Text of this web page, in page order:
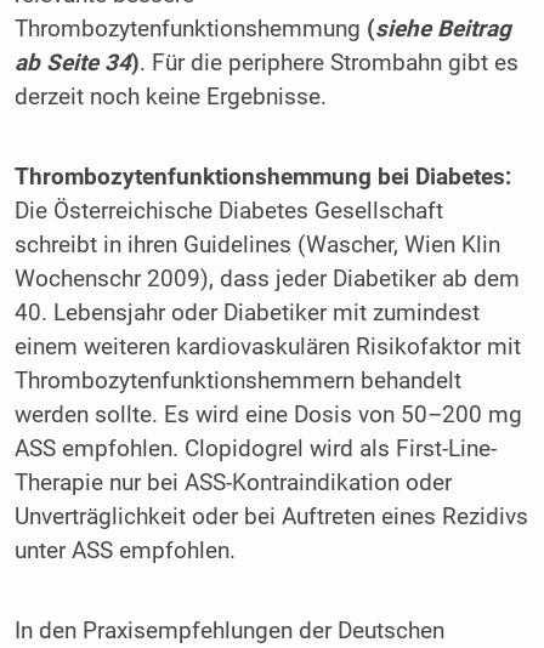
Thrombozytenfunktionshemmung (siehe Beitrag
ab Seite 34). Für die periphere Strombahn gibt es
derzeit noch keine Ergebnisse.
Thrombozytenfunktionshemmung bei Diabetes:
Die Österreichische Diabetes Gesellschaft
schreibt in ihren Guidelines (Wascher, Wien Klin
Wochenschr 2009), dass jeder Diabetiker ab dem
40. Lebensjahr oder Diabetiker mit zumindest
einem weiteren kardiovaskulären Risikofaktor mit
Thrombozytenfunktionshemmern behandelt
werden sollte. Es wird eine Dosis von 50–200 mg
ASS empfohlen. Clopidogrel wird als First-Line-
Therapie nur bei ASS-Kontraindikation oder
Unverträglichkeit oder bei Auftreten eines Rezidivs
unter ASS empfohlen.
In den Praxisempfehlungen der Deutschen